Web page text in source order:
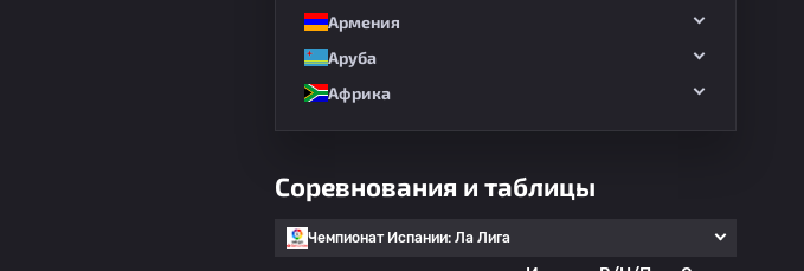
Армения
Аруба
Африка
Соревнования и таблицы
Чемпионат Испании: Ла Лига